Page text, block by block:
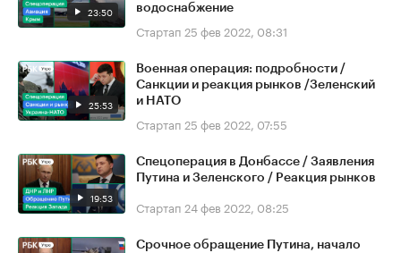
23:50
водоснабжение
Стартап 25 фев 2022, 08:31
25:53
Военная операция: подробности /
Санкции и реакция рынков /Зеленский
и НАТО
Стартап 25 фев 2022, 07:55
19:53
Спецоперация в Донбассе / Заявления
Путина и Зеленского / Реакция рынков
Стартап 24 фев 2022, 08:25
Срочное обращение Путина, начало